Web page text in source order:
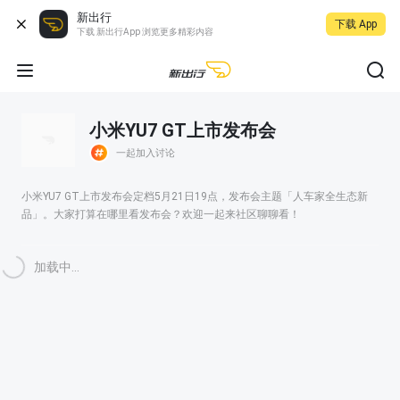
新出行
下载 新出行App 浏览更多精彩内容
下载 App
小米YU7 GT上市发布会
一起加入讨论
小米YU7 GT上市发布会定档5月21日19点，发布会主题「人车家全生态新
品」。大家打算在哪里看发布会？欢迎一起来社区聊聊看！
加载中...